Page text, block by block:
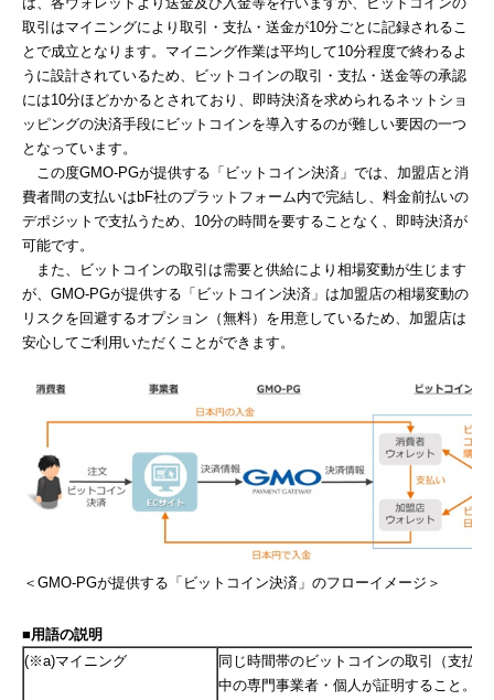
取引はマイニングにより取引・支払・送金が10分ごとに記録されるこ
とで成立となります。マイニング作業は平均して10分程度で終わるよ
うに設計されているため、ビットコインの取引・支払・送金等の承認
には10分ほどかかるとされており、即時決済を求められるネットショ
ッピングの決済手段にビットコインを導入するのが難しい要因の一つ
となっています。
この度GMO-PGが提供する「ビットコイン決済」では、加盟店と消
費者間の支払いはbF社のプラットフォーム内で完結し、料金前払いの
デポジットで支払うため、10分の時間を要することなく、即時決済が
可能です。
また、ビットコインの取引は需要と供給により相場変動が生じます
が、GMO-PGが提供する「ビットコイン決済」は加盟店の相場変動の
リスクを回避するオプション（無料）を用意しているため、加盟店は
安心してご利用いただくことができます。
＜GMO-PGが提供する「ビットコイン決済」のフローイメージ＞
■用語の説明
(※a)マイニング
同じ時間帯のビットコインの取引（支払
中の専門事業者・個人が証明すること。